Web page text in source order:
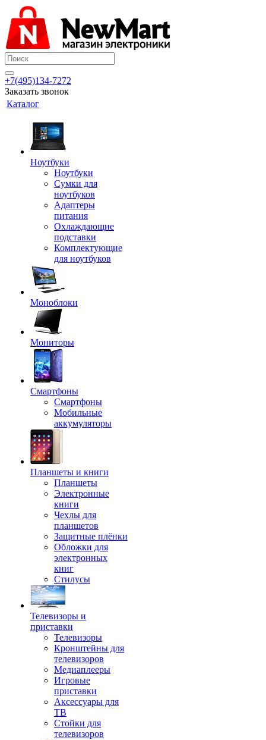
+7(495)134-7272
Заказать звонок
Каталог
Ноутбуки
Ноутбуки
Сумки для
ноутбуков
Адаптеры
питания
Охлаждающие
подставки
Комплектующие
для ноутбуков
Моноблоки
Мониторы
Смартфоны
Смартфоны
Мобильные
аккумуляторы
Планшеты и книги
Планшеты
Электронные
книги
Чехлы для
планшетов
Защитные плёнки
Обложки для
электронных
книг
Стилусы
Телевизоры и
приставки
Телевизоры
Кронштейны для
телевизоров
Медиаплееры
Игровые
приставки
Аксессуары для
ТВ
Стойки для
телевизоров